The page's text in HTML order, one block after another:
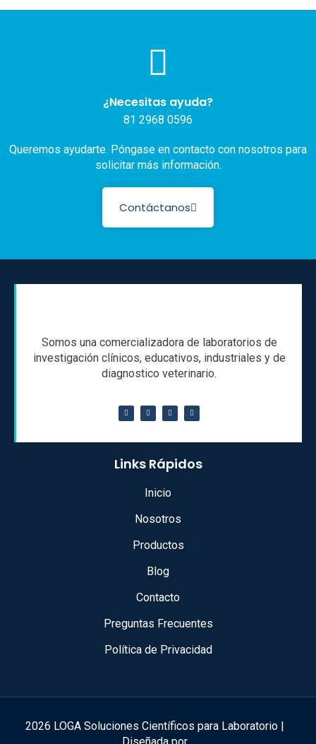
¿Necesitas ayuda?
81 2968 0596
Queremos ayudarte. Póngase en contacto con nosotros para
solicitar más información.
Contáctanos
Somos una comercializadora de laboratorios de
investigación clínicos, educativos, industriales y de
diagnostico veterinario.
Links Rápidos
Inicio
Nosotros
Productos
Blog
Contacto
Preguntas Frecuentes
Política de Privacidad
2026 LOGA Soluciones Científicos para Laboratorio |